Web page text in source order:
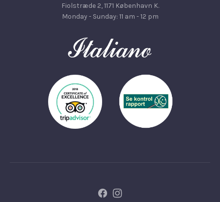
Fiolstræde 2, 1171 København K.
Monday - Sunday: 11 am - 12 pm